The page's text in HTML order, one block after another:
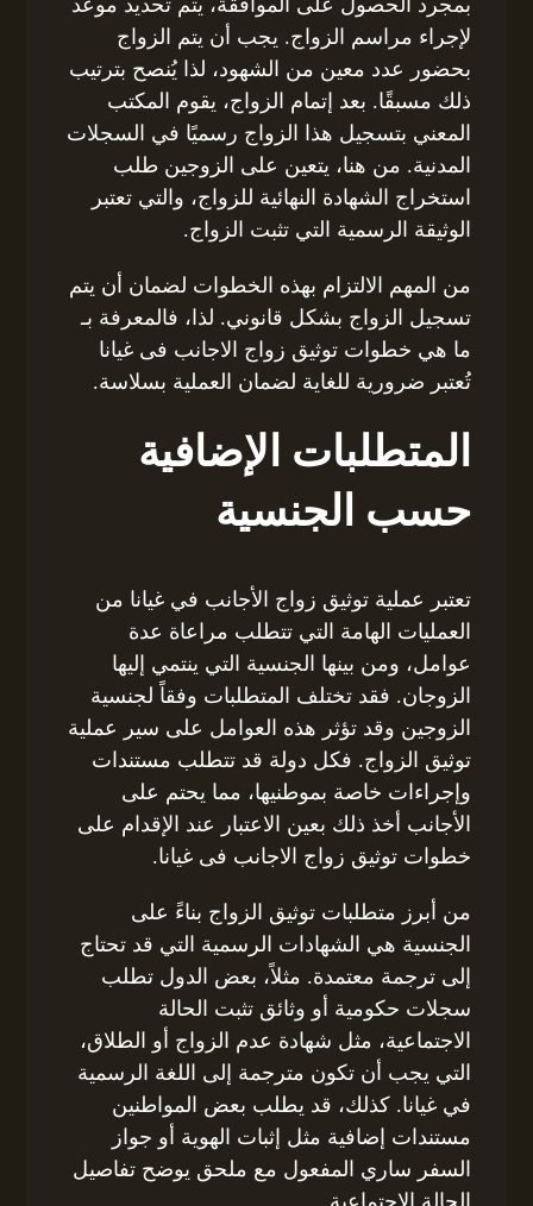
لإجراء مراسم الزواج. يجب أن يتم الزواج
بحضور عدد معين من الشهود، لذا يُنصح بترتيب
ذلك مسبقًا. بعد إتمام الزواج، يقوم المكتب
المعني بتسجيل هذا الزواج رسميًا في السجلات
المدنية. من هنا، يتعين على الزوجين طلب
استخراج الشهادة النهائية للزواج، والتي تعتبر
الوثيقة الرسمية التي تثبت الزواج.
من المهم الالتزام بهذه الخطوات لضمان أن يتم
تسجيل الزواج بشكل قانوني. لذا، فالمعرفة بـ
ما هي خطوات توثيق زواج الاجانب فى غيانا
تُعتبر ضرورية للغاية لضمان العملية بسلاسة.
المتطلبات الإضافية
حسب الجنسية
تعتبر عملية توثيق زواج الأجانب في غيانا من
العمليات الهامة التي تتطلب مراعاة عدة
عوامل، ومن بينها الجنسية التي ينتمي إليها
الزوجان. فقد تختلف المتطلبات وفقاً لجنسية
الزوجين وقد تؤثر هذه العوامل على سير عملية
توثيق الزواج. فكل دولة قد تتطلب مستندات
وإجراءات خاصة بموطنيها، مما يحتم على
الأجانب أخذ ذلك بعين الاعتبار عند الإقدام على
خطوات توثيق زواج الاجانب فى غيانا.
من أبرز متطلبات توثيق الزواج بناءً على
الجنسية هي الشهادات الرسمية التي قد تحتاج
إلى ترجمة معتمدة. مثلاً، بعض الدول تطلب
سجلات حكومية أو وثائق تثبت الحالة
الاجتماعية، مثل شهادة عدم الزواج أو الطلاق،
التي يجب أن تكون مترجمة إلى اللغة الرسمية
في غيانا. كذلك، قد يطلب بعض المواطنين
مستندات إضافية مثل إثبات الهوية أو جواز
السفر ساري المفعول مع ملحق يوضح تفاصيل
الحالة الاجتماعية.